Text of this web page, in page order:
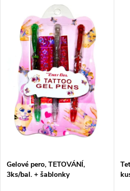
Gelové pero, TETOVÁNÍ,
3ks/bal. + šablonky